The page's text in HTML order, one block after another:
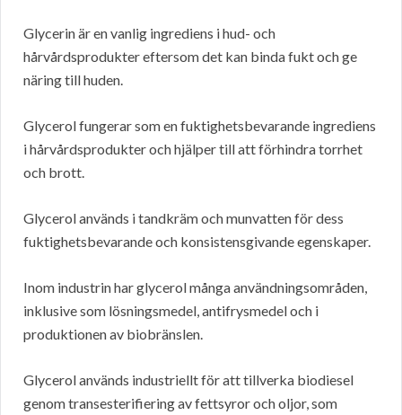
Glycerin är en vanlig ingrediens i hud- och
hårvårdsprodukter eftersom det kan binda fukt och ge
näring till huden.
Glycerol fungerar som en fuktighetsbevarande ingrediens
i hårvårdsprodukter och hjälper till att förhindra torrhet
och brott.
Glycerol används i tandkräm och munvatten för dess
fuktighetsbevarande och konsistensgivande egenskaper.
Inom industrin har glycerol många användningsområden,
inklusive som lösningsmedel, antifrysmedel och i
produktionen av biobränslen.
Glycerol används industriellt för att tillverka biodiesel
genom transesterifiering av fettsyror och oljor, som